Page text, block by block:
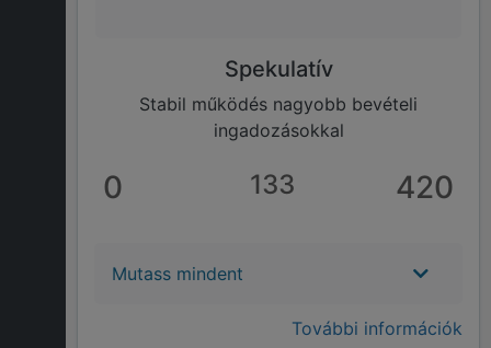
Spekulatív
Stabil működés nagyobb bevételi
ingadozásokkal
0 133 420
Mutass mindent
További információk